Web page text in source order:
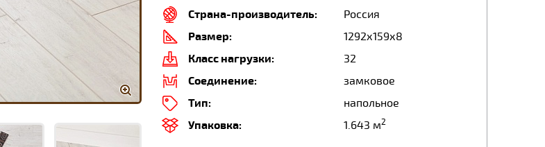
Страна-производитель:
Россия
Размер:
1292х159х8
Класс нагрузки:
32
Соединение:
замковое
Тип:
напольное
Упаковка:
1.643 м2